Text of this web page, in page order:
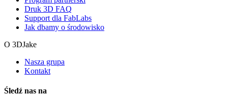
Druk 3D FAQ
Support dla FabLabs
Jak dbamy o środowisko
O 3DJake
Nasza grupa
Kontakt
Śledź nas na